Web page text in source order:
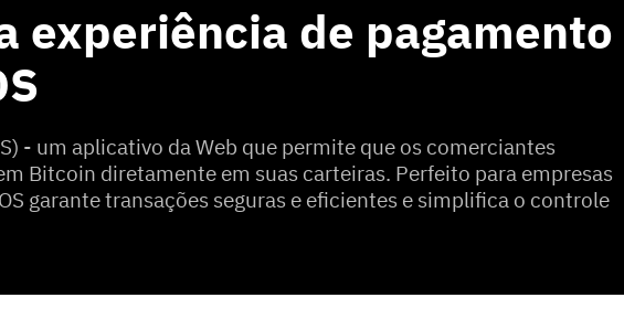
experiência de pagamento
- um aplicativo da Web que permite que os comerciantes
Bitcoin diretamente em suas carteiras. Perfeito para empresas
garante transações seguras e eficientes e simplifica o controle